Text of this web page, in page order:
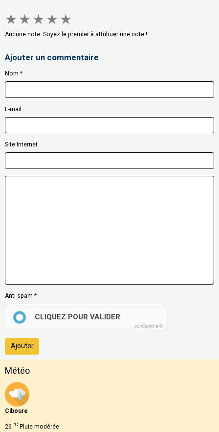
★ ★ ★ ★ ★
Aucune note. Soyez le premier à attribuer une note !
Ajouter un commentaire
Nom
E-mail
Site Internet
Anti-spam
CLIQUEZ POUR VALIDER
IconCaptcha ©
Ajouter
Météo
Ciboure
26 °C Pluie modérée